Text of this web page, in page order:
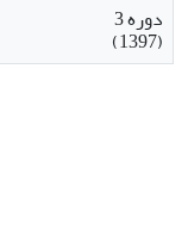
دوره 3
(1397)